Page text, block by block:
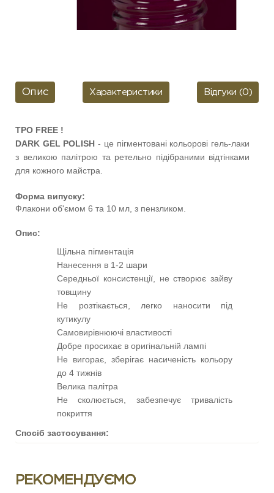
Опис Характеристики Відгуки (0)
TPO FREE !
DARK GEL POLISH - це пігментовані кольорові гель-лаки
з великою палітрою та ретельно підібраними відтінками
для кожного майстра.
Форма випуску:
Флакони об'ємом 6 та 10 мл, з пензликом.
Опис:
Щільна пігментація
Нанесення в 1-2 шари
Середньої консистенції, не створює зайву
товщину
Не розтікається, легко наносити під
кутикулу
Самовирівнюючі властивості
Добре просихає в оригінальній лампі
Не вигорає, зберігає насиченість кольору
до 4 тижнів
Велика палітра
Не сколюється, забезпечує тривалість
покриття
Спосіб застосування:
Наносимо тонким шаром підложку з
РЕКОМЕНДУЄМО